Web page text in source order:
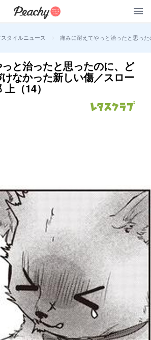
タイルニュース > 痛みに耐えてやっと治ったと思っ
と治ったと思ったのに、ど
なかった新しい傷／スロー
（14）